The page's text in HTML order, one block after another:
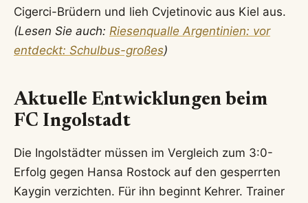
Cigerci-Brüdern und lieh Cvjetinovic aus Kiel aus.
(Lesen Sie auch: Riesenqualle Argentinien: vor
entdeckt: Schulbus-großes)
Aktuelle Entwicklungen beim
FC Ingolstadt
Die Ingolstädter müssen im Vergleich zum 3:0-
Erfolg gegen Hansa Rostock auf den gesperrten
Kaygin verzichten. Für ihn beginnt Kehrer. Trainer